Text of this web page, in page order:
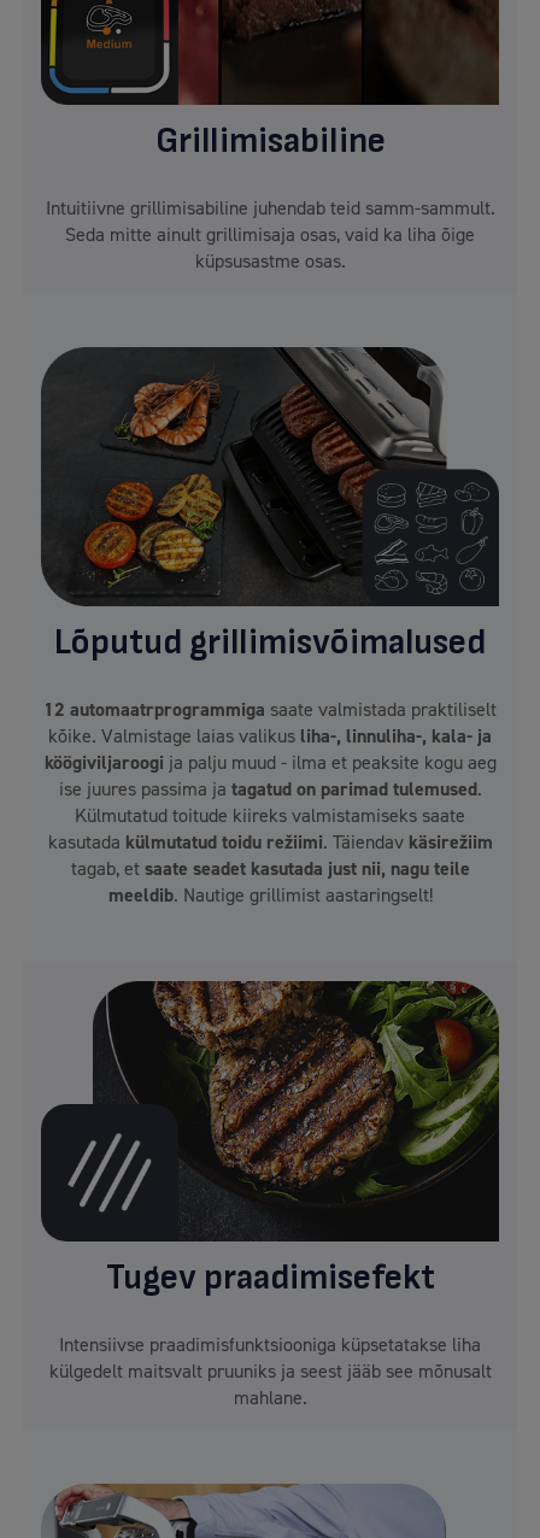
Grillimisabiline
Intuitiivne grillimisabiline juhendab teid samm-sammult.
Seda mitte ainult grillimisaja osas, vaid ka liha õige
küpsusastme osas.
Lõputud grillimisvõimalused
12 automaatrprogrammiga saate valmistada praktiliselt
kõike. Valmistage laias valikus liha-, linnuliha-, kala- ja
köögiviljaroogi ja palju muud - ilma et peaksite kogu aeg
ise juures passima ja tagatud on parimad tulemused.
Külmutatud toitude kiireks valmistamiseks saate
kasutada külmutatud toidu režiimi. Täiendav käsirežiim
tagab, etsaate seadet kasutada just nii, nagu teile
meeldib. Nautige grillimist aastaringselt!
Tugev praadimisefekt
Intensiivse praadimisfunktsiooniga küpsetatakse liha
külgedelt maitsvalt pruuniks ja seest jääb see mõnusalt
mahlane.